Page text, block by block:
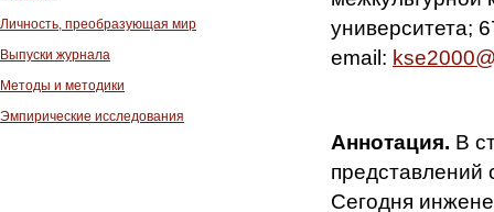
Личность, преобразующая мир
Выпуски журнала
Методы и методики
Эмпирические исследования
университета;
email:
Аннотация. В
представлений
Сегодня